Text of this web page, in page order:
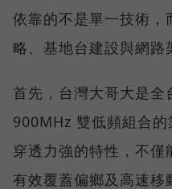
依靠的不是單一技術，
略、基地台建設與網路
首先，台灣大哥大是全
900MHz 雙低頻組合的
穿透力強的特性，不
有效覆蓋偏鄉及高速移